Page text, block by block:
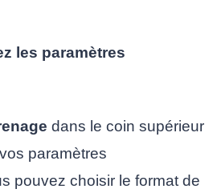
les paramètres
dans le coin supérieur
paramètres
pouvez choisir le format de